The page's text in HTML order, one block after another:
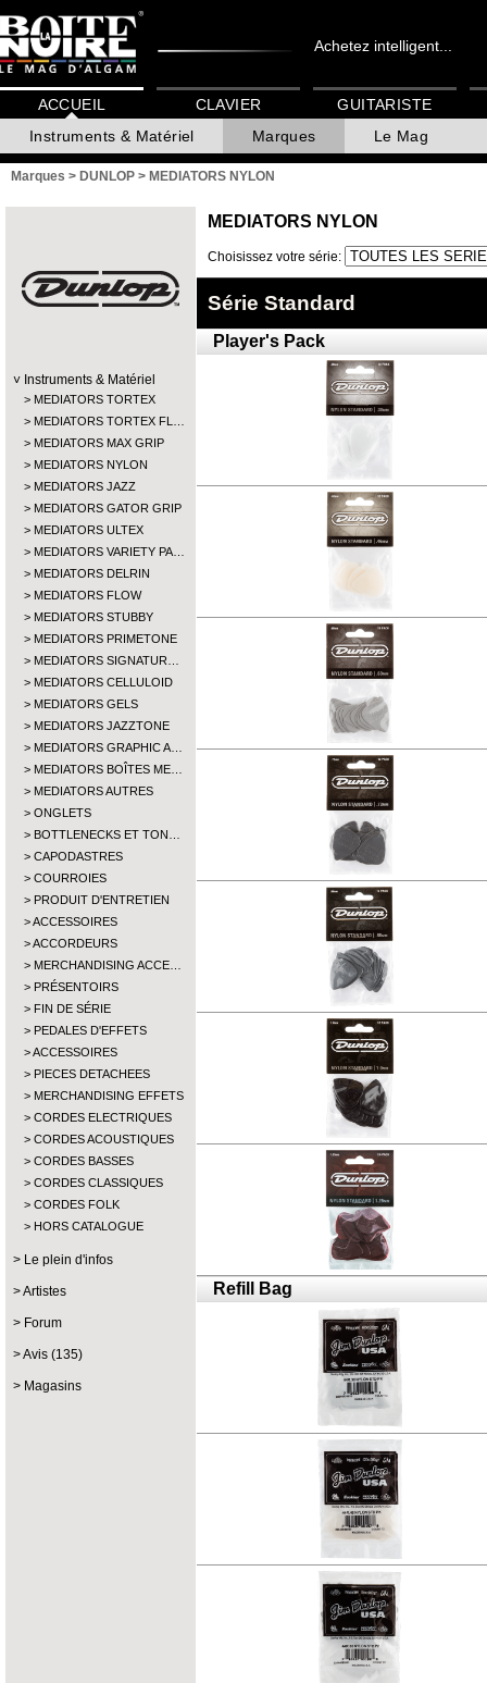
Achetez intelligent...
ACCUEIL
Instruments & Matériel
Marques Le Mag
CLAVIER GUITARISTE
Marques > DUNLOP > MEDIATORS NYLON
Instruments & Matériel
MEDIATORS TORTEX
MEDIATORS TORTEX FL…
MEDIATORS MAX GRIP
MEDIATORS NYLON
MEDIATORS JAZZ
MEDIATORS GATOR GRIP
MEDIATORS ULTEX
MEDIATORS VARIETY PA…
MEDIATORS DELRIN
MEDIATORS FLOW
MEDIATORS STUBBY
MEDIATORS PRIMETONE
MEDIATORS SIGNATUR…
MEDIATORS CELLULOID
MEDIATORS GELS
MEDIATORS JAZZTONE
MEDIATORS GRAPHIC A…
MEDIATORS BOÎTES ME…
MEDIATORS AUTRES
ONGLETS
BOTTLENECKS ET TON…
CAPODASTRES
COURROIES
PRODUIT D'ENTRETIEN
ACCESSOIRES
ACCORDEURS
MERCHANDISING ACCE…
PRÉSENTOIRS
FIN DE SÉRIE
PEDALES D'EFFETS
ACCESSOIRES
PIECES DETACHEES
MERCHANDISING EFFETS
CORDES ELECTRIQUES
CORDES ACOUSTIQUES
CORDES BASSES
CORDES CLASSIQUES
CORDES FOLK
HORS CATALOGUE
Le plein d'infos
Artistes
Forum
Avis (135)
Magasins
MEDIATORS NYLON
Choisissez votre série:
Série Standard
Player's Pack
Refill Bag